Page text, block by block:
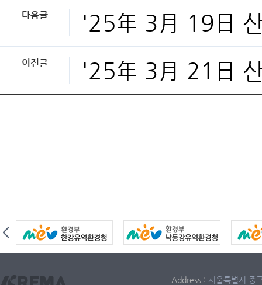
다음글 '25年 3月 19日
이전글 '25年 3月 21日
· Address : 서울특별시 중